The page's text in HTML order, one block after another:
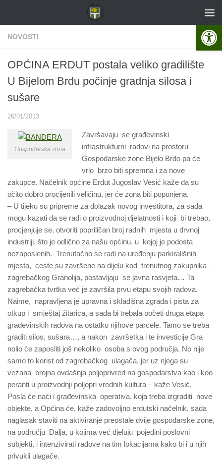
NOVOSTI
OPĆINA ERDUT postala veliko gradilište
U Bijelom Brdu počinje gradnja silosa i
sušare
26/01/2013
Gospodarska zona
Završavaju se građevinski
infrastrukturni radovi na prostoru
Gospodarske zone Bijelo Brdo pa će
vrlo brzo biti spremna i za nove
zakupce. Načelnik općine Erdut Jugoslav Vesić kaže da su
očito dobro procijenili veličinu, jer će zona biti popunjena.
– U tijeku su pripreme za dolazak novog investitora, za sada
mogu kazati da se radi o proizvodnoj djelatnosti i koji bi trebao,
procjenjuje se, otvoriti popriličan broj radnih mjesta u drvnoj
industriji, što je odlično za našu općinu, u kojoj je podosta
nezaposlenih. Trenutačno se radi na uređenju parkirališnih
mjesta, ceste su završene na dijelu kod trenutnog zakupnika –
zagrebačkog Granolija, postavljaju se javna rasvjeta… Ta
zagrebačka tvrtka već je završila prvu etapu svojih radova.
Naime, napravljena je upravna i skladišna zgrada i pista za
otkup i smještaj žitarica, a sada bi trebala početi druga etapa
građevinskih radova na ostatku njihove parcele. Tamo se treba
graditi silos, sušara…, a nakon završetka i te investicije Gra
nolio će zaposliti još nekoliko osoba s ovog područja. No nije
samo to korist od zagrebačkog ulagača, jer uz njega su
vezana brojna ovdašnja poljoprivred na gospodarstva kao i koo
peranti u proizvodnji poljopri vrednih kultura – kaže Vesić.
Posla će naći i građevinska operativa, koja treba izgraditi nove
objekte, a Općina će, kaže zadovoljno erdutski načelnik, sada
naglasak staviti na aktiviranje preostale dvije gospodarske zone,
na području Dalja, u kojima već djeluju pojedini poslovni
subjekti, i intenzivirati radove na tim lokacijama kako bi i u njih
privukli ulagače.